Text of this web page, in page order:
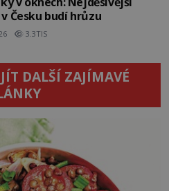
Česku budí hrůzu
3.3TIS
DALŠÍ ZAJÍMAVÉ